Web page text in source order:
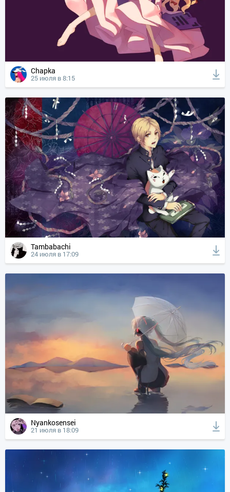
Chapka
25 июля в 8:15
Tambabachi
24 июля в 17:09
Nyankosensei
21 июля в 18:09